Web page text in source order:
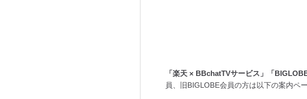
「楽天 × BBchatTVサービス」「
員、旧BIGLOBE会員の方は以下の案内ペ